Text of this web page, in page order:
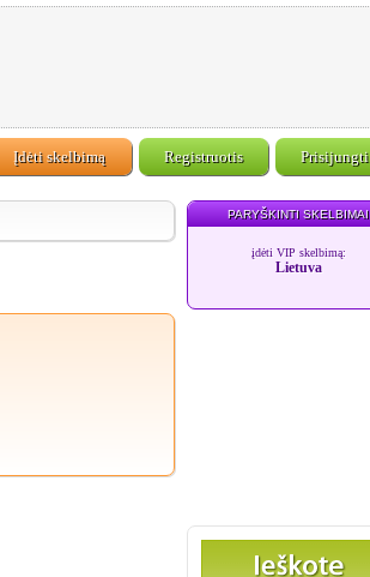
Prisijungti
Registruotis
Įdėti skelbimą
PARYŠKINTI SKELBIMAI
įdėti VIP skelbimą:
Lietuva